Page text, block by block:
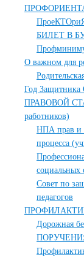
БИЛЕТ В
О важном для
Год Защитника
ПРАВОВОЙ
работников)
НПА прав и
процесса
социальных
Совет по
педагогов
Дорожная
ПОРУЧЕНИЯ